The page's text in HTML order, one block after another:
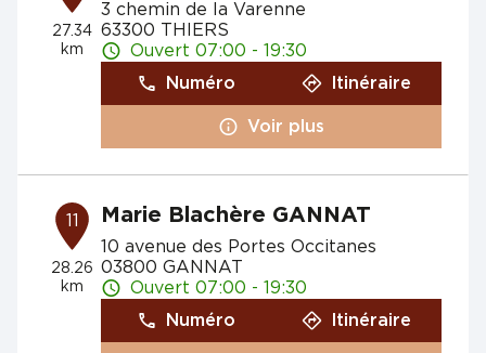
27.34
km
3 chemin de la Varenne
63300 THIERS
Ouvert 07:00 - 19:30
Numéro
Itinéraire
Voir plus
11
28.26
km
Marie Blachère GANNAT
10 avenue des Portes Occitanes
03800 GANNAT
Ouvert 07:00 - 19:30
Numéro
Itinéraire